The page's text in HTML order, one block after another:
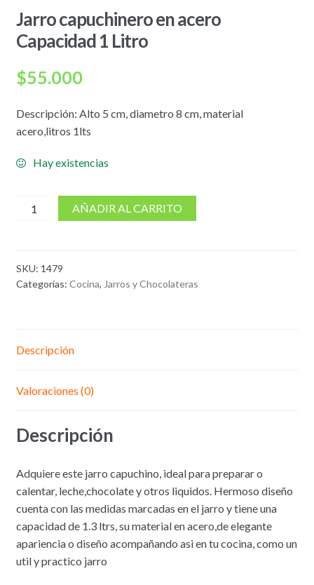
Jarro capuchinero en acero
Capacidad 1 Litro
$55.000
Descripción: Alto 5 cm, diametro 8 cm, material
acero,litros 1lts
Hay existencias
cantidad
en
acero
Litro
AÑADIR AL CARRITO
SKU: 1479
Categorías: Cocina, Jarros y Chocolateras
Descripción
Valoraciones (0)
Descripción
Adquiere este jarro capuchino, ideal para preparar o
calentar, leche,chocolate y otros liquidos. Hermoso diseño
cuenta con las medidas marcadas en el jarro y tiene una
capacidad de 1.3 ltrs, su material en acero,de elegante
apariencia o diseño acompañando asi en tu cocina, como un
util y practico jarro